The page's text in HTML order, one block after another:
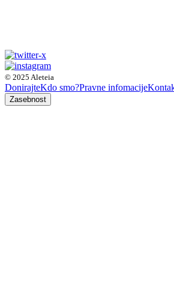
© 2025 Aleteia
DonirajteKdo smo?Pravne infomacije
Zasebnost